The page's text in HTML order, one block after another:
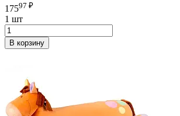
17597 ₽
1 шт
В корзину